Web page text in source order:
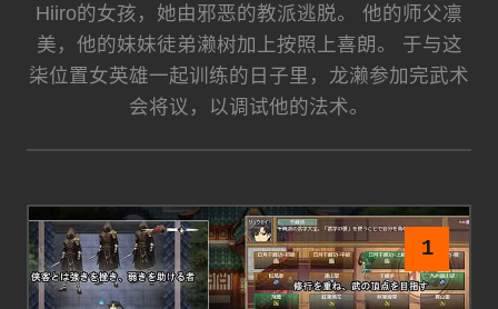
Hiiro的女孩，她由邪恶的教派逃脱。 他的师父凛
美，他的妹妹徒弟濑树加上按照上喜朗。 于与这
柒位置女英雄一起训练的日子里，龙濑参加完武术
会将议，以调试他的法术。
1